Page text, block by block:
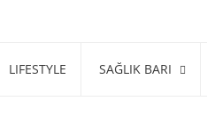
LIFESTYLE SAĞLIK BARI